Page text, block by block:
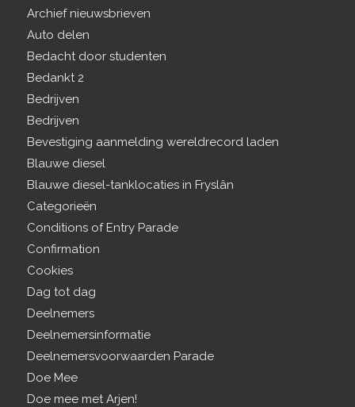
Archief nieuwsbrieven
Auto delen
Bedacht door studenten
Bedankt 2
Bedrijven
Bedrijven
Bevestiging aanmelding wereldrecord laden
Blauwe diesel
Blauwe diesel-tanklocaties in Fryslân
Categorieën
Conditions of Entry Parade
Confirmation
Cookies
Dag tot dag
Deelnemers
Deelnemersinformatie
Deelnemersvoorwaarden Parade
Doe Mee
Doe mee met Arjen!